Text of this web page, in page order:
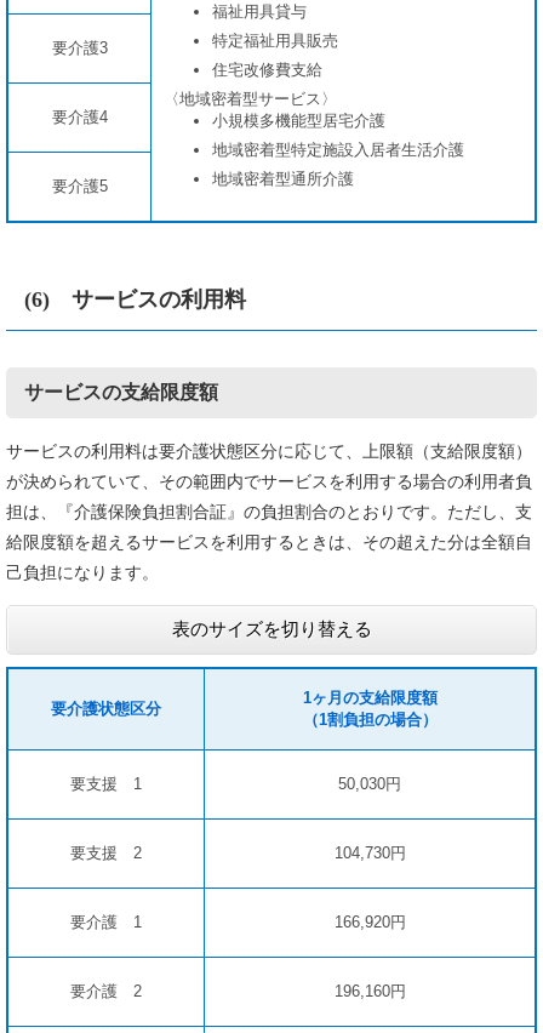
福祉用具貸与
特定福祉用具販売
住宅改修費支給
〈地域密着型サービス〉
小規模多機能型居宅介護
地域密着型特定施設入居者生活介護
地域密着型通所介護
要介護3
要介護4
要介護5
(6) サービスの利用料
サービスの支給限度額
サービスの利用料は要介護状態区分に応じて、上限額（支給限度額）
が決められていて、その範囲内でサービスを利用する場合の利用者負
担は、『介護保険負担割合証』の負担割合のとおりです。ただし、支
給限度額を超えるサービスを利用するときは、その超えた分は全額自
己負担になります。
表のサイズを切り替える
要介護状態区分
1ヶ月の支給限度額
（1割負担の場合）
要支援 1 50,030円
要支援 2 104,730円
要介護 1 166,920円
要介護 2 196,160円